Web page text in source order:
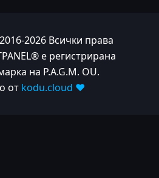
2026 Всички права
е регистрирана
на P.A.G.M. OU.
от kodu.cloud ❤️